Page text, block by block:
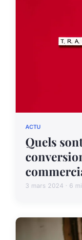
ACTU
Quels
3 mars 2024 · 6